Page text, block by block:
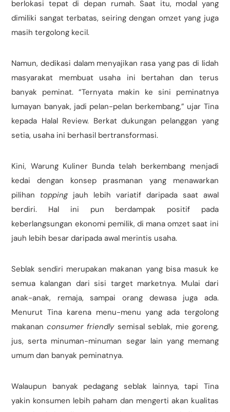
berlokasi tepat di depan rumah. Saat itu, modal yang
dimiliki sangat terbatas, seiring dengan omzet yang juga
masih tergolong kecil.
Namun, dedikasi dalam menyajikan rasa yang pas di lidah
masyarakat membuat usaha ini bertahan dan terus
banyak peminat. “Ternyata makin ke sini peminatnya
lumayan banyak, jadi pelan-pelan berkembang,” ujar Tina
kepada Halal Review. Berkat dukungan pelanggan yang
setia, usaha ini berhasil bertransformasi.
Kini, Warung Kuliner Bunda telah berkembang menjadi
kedai dengan konsep prasmanan yang menawarkan
pilihan toppingjauh lebih variatif daripada saat awal
berdiri. Hal ini pun berdampak positif pada
keberlangsungan ekonomi pemilik, di mana omzet saat ini
jauh lebih besar daripada awal merintis usaha.
Seblak sendiri merupakan makanan yang bisa masuk ke
semua kalangan dari sisi target marketnya. Mulai dari
anak-anak, remaja, sampai orang dewasa juga ada.
Menurut Tina karena menu-menu yang ada tergolong
makananconsumer friendlysemisal seblak, mie goreng,
jus, serta minuman-minuman segar lain yang memang
umum dan banyak peminatnya.
Walaupun banyak pedagang seblak lainnya, tapi Tina
yakin konsumen lebih paham dan mengerti akan kualitas